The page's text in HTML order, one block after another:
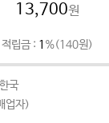
13,700원
적립금 : 1 %(140원)
국
업자)